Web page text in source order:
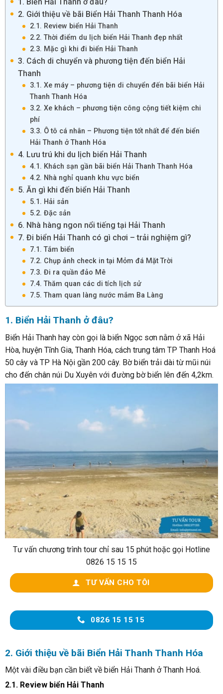
2. Giới thiệu về bãi Biển Hải Thanh Thanh Hóa
2.1. Review biển Hải Thanh
2.2. Thời điểm du lịch biển Hải Thanh đẹp nhất
2.3. Mặc gì khi đi biển Hải Thanh
3. Cách di chuyển và phương tiện đến biển Hải
Thanh
3.1. Xe máy – phương tiện di chuyển đến bãi biển Hải
Thanh Thanh Hóa
3.2. Xe khách – phương tiện công cộng tiết kiệm chi
phí
3.3. Ô tô cá nhân – Phương tiện tốt nhất để đến biển
Hải Thanh ở Thanh Hóa
4. Lưu trú khi du lịch biển Hải Thanh
4.1. Khách sạn gần bãi biển Hải Thanh Thanh Hóa
4.2. Nhà nghỉ quanh khu vực biển
5. Ăn gì khi đến biển Hải Thanh
5.1. Hải sản
5.2. Đặc sản
6. Nhà hàng ngon nổi tiếng tại Hải Thanh
7. Đi biển Hải Thanh có gì chơi – trải nghiệm gì?
7.1. Tắm biển
7.2. Chụp ảnh check in tại Mỏm đá Mặt Trời
7.3. Đi ra quần đảo Mê
7.4. Thăm quan các di tích lịch sử
7.5. Tham quan làng nước mắm Ba Làng
1. Biển Hải Thanh ở đâu?
Biển Hải Thanh hay còn gọi là biển Ngọc sơn nằm ở xã Hải
Hòa, huyện Tĩnh Gia, Thanh Hóa, cách trung tâm TP Thanh Hoá
50 cây và TP Hà Nội gần 200 cây. Bờ biển trải dài từ mũi núi
cho đến chân núi Du Xuyên với đường bờ biển lên đến 4,2km.
Tư vấn chương trình tour chỉ sau 15 phút hoặc gọi Hotline
0826 15 15 15
TƯ VẤN CHO TÔI
0826 15 15 15
2. Giới thiệu về bãi Biển Hải Thanh Thanh Hóa
Một vài điều bạn cần biết về biển Hải Thanh ở Thanh Hoá.
2.1. Review biển Hải Thanh